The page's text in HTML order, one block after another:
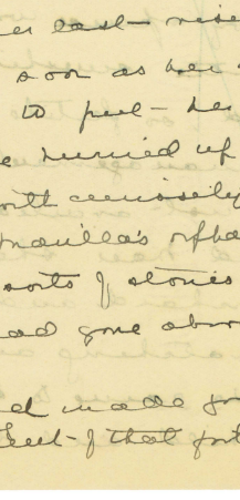
: la vie créative de
Lucy Maud Montgomery
connexions littéraires d’Anne
de l’arbre généalogique :
: animation
a créé
verso des pages?
du Prince-Édouard de
à travers
de L.M. Montgomery
Montgomery et d’« Anne » à